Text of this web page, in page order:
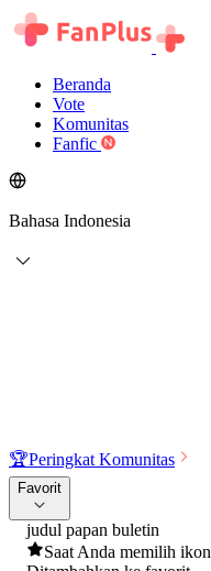
Beranda
Vote
Komunitas
Fanfic
Bahasa Indonesia
🏆Peringkat Komunitas
Favorit
judul papan buletin
Saat Anda memilih ikon